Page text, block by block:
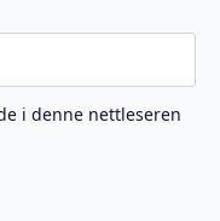
i denne nettleseren